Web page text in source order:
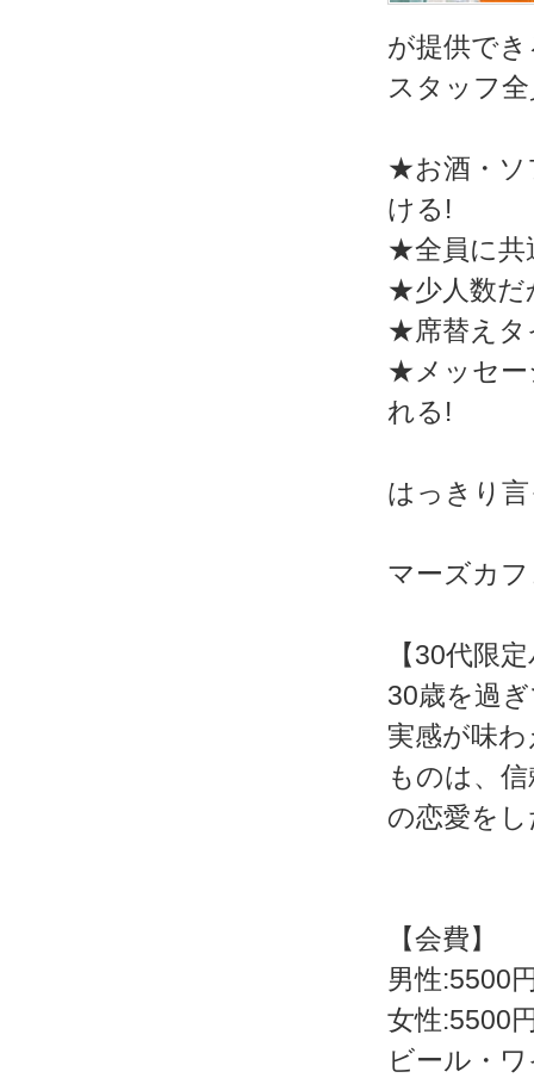
が提供で
スタッフ
★お酒・ソ
ける!
★全員に共
★少人数だ
★席替えタ
★メッセー
れる!
はっきり
マーズカ
【30代限
30歳を過
実感が味
ものは、
の恋愛を
【会費】
男性:5500
女性:5500
ビール・